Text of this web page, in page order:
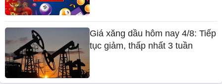
Giá xăng dầu hôm nay 4/8: Tiếp
tục giảm, thấp nhất 3 tuần